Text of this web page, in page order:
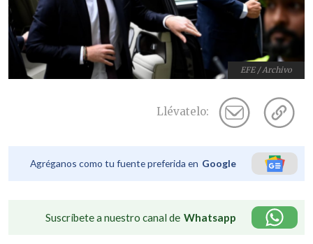
EFE / Archivo
Llévatelo:
Agréganos como tu fuente preferida en Google
Suscríbete a nuestro canal de Whatsapp